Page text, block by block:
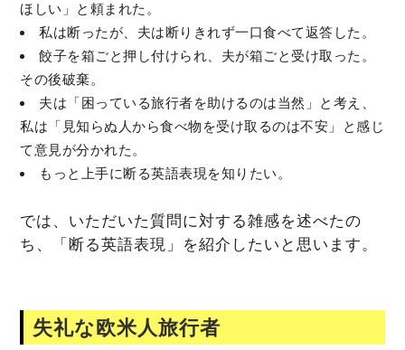
ほしい」と頼まれた。
私は断ったが、夫は断りきれず一口食べて返答した。
餃子を箱ごと押し付けられ、夫が箱ごと受け取った。
その後破棄。
夫は「困っている旅行者を助けるのは当然」と考え、
私は「見知らぬ人から食べ物を受け取るのは不安」と感じ
て意見が分かれた。
もっと上手に断る英語表現を知りたい。
では、いただいた質問に対する雑感を述べたの
ち、「断る英語表現」を紹介したいと思います。
失礼な欧米人旅行者